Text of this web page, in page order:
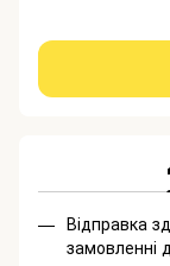
Відправка
замовленні